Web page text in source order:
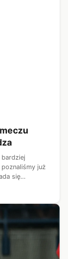
już
się
której znajduje